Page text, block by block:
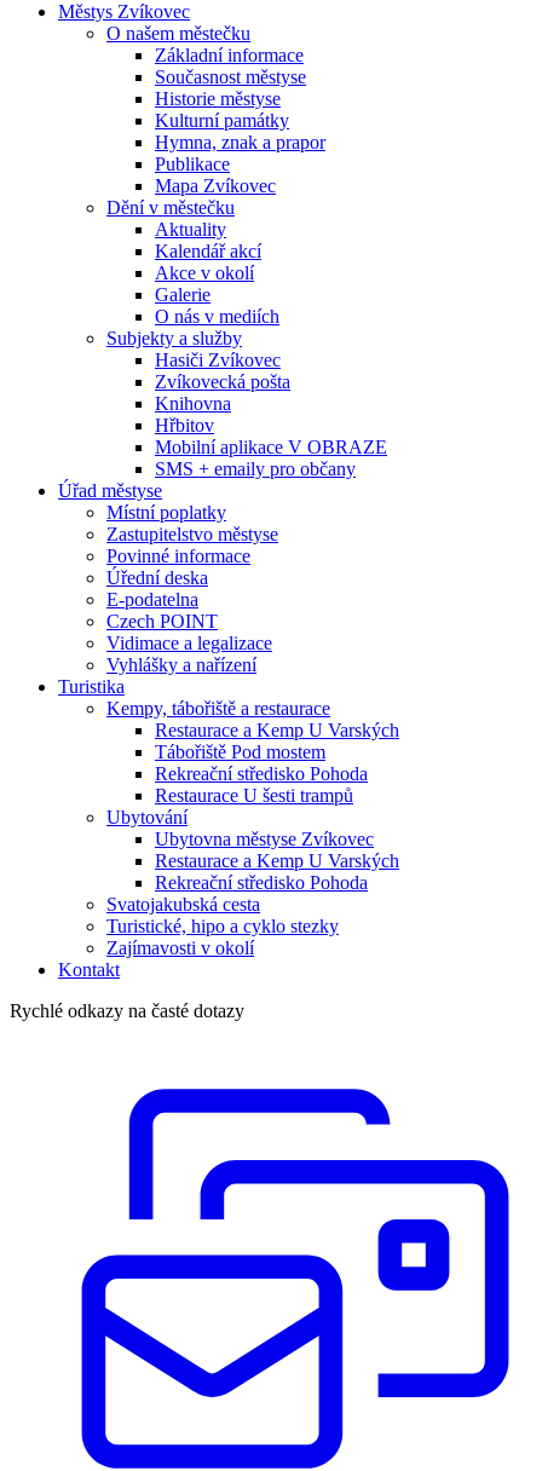
Městys Zvíkovec
O našem městečku
Základní informace
Současnost městyse
Historie městyse
Kulturní památky
Hymna, znak a prapor
Publikace
Mapa Zvíkovec
Dění v městečku
Aktuality
Kalendář akcí
Akce v okolí
Galerie
O nás v mediích
Subjekty a služby
Hasiči Zvíkovec
Zvíkovecká pošta
Knihovna
Hřbitov
Mobilní aplikace V OBRAZE
SMS + emaily pro občany
Úřad městyse
Místní poplatky
Zastupitelstvo městyse
Povinné informace
Úřední deska
E-podatelna
Czech POINT
Vidimace a legalizace
Vyhlášky a nařízení
Turistika
Kempy, tábořiště a restaurace
Restaurace a Kemp U Varských
Tábořiště Pod mostem
Rekreační středisko Pohoda
Restaurace U šesti trampů
Ubytování
Ubytovna městyse Zvíkovec
Restaurace a Kemp U Varských
Rekreační středisko Pohoda
Svatojakubská cesta
Turistické, hipo a cyklo stezky
Zajímavosti v okolí
Kontakt
Rychlé odkazy na časté dotazy